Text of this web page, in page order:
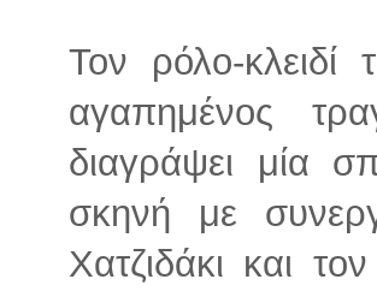
Τον ρόλο-
αγαπημένος
διαγράψει μία
σκηνή με
Χατζιδάκι και